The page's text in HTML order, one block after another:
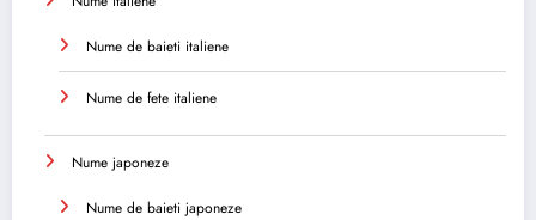
Nume de baieti italiene
Nume de fete italiene
Nume japoneze
Nume de baieti japoneze